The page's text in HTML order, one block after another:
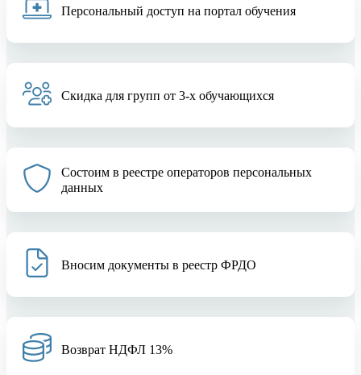
Персональный доступ на портал обучения
Скидка для групп от 3-х обучающихся
Состоим в реестре операторов персональных
данных
Вносим документы в реестр ФРДО
Возврат НДФЛ 13%